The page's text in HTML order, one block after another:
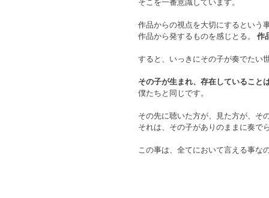
作品からの視点を大切にするという事
作品から発するものを感じとる。 作
すると、いっきにその子が奏でたい
その子が生まれ、存在していること
僕たちと同じです。
その先に聴いた方が、見た方が、そ
それは、その子がありのままに奏で
この事は、全てにおいて言える事な